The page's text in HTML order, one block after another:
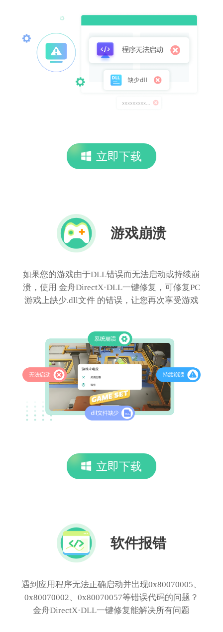
立即下载
游戏崩溃
如果您的游戏由于DLL错误而无法启动或持续崩
溃，使用 金舟DirectX·DLL一键修复，可修复PC
游戏上缺少.dll文件 的错误，让您再次享受游戏
立即下载
软件报错
遇到应用程序无法正确启动并出现0x80070005、
0x80070002、0x80070057等错误代码的问题？
金舟DirectX·DLL一键修复能解决所有问题